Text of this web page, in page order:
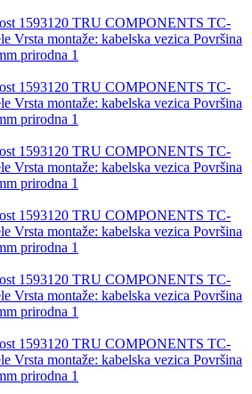
1593120 TRU COMPONENTS TC-
Vrsta montaže: kabelska vezica Površina
prirodna 1
1593120 TRU COMPONENTS TC-
Vrsta montaže: kabelska vezica Površina
prirodna 1
1593120 TRU COMPONENTS TC-
Vrsta montaže: kabelska vezica Površina
prirodna 1
1593120 TRU COMPONENTS TC-
Vrsta montaže: kabelska vezica Površina
prirodna 1
1593120 TRU COMPONENTS TC-
Vrsta montaže: kabelska vezica Površina
prirodna 1
1593120 TRU COMPONENTS TC-
Vrsta montaže: kabelska vezica Površina
prirodna 1